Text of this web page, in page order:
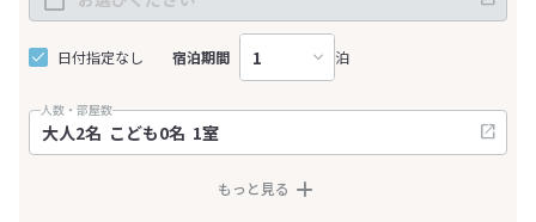
日付指定なし 宿泊期間 泊
人数・部屋数
もっと見る